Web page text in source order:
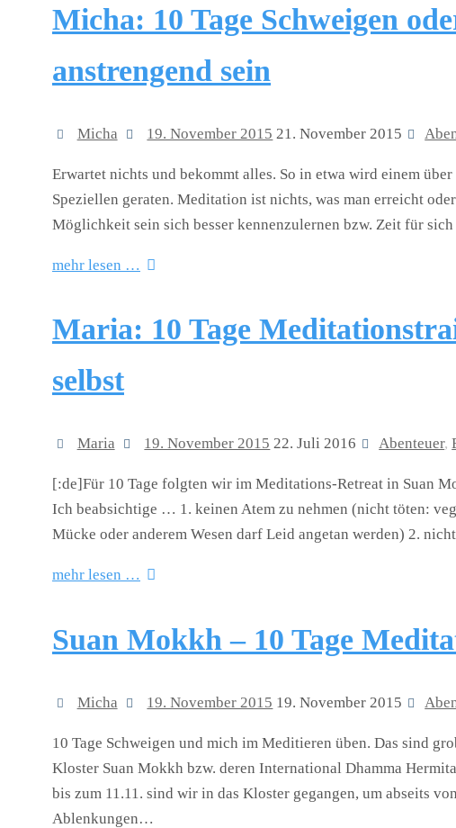
Micha: 10 Tage Schweigen
anstrengend sein
Micha 19. November 2015 21. November 2015
Erwartet nichts und bekommt alles. So in etwa wird einem
Speziellen geraten. Meditation ist nichts, was man erreicht
Möglichkeit sein sich besser kennenzulernen bzw. Zeit für
mehr lesen …
Maria: 10 Tage
selbst
Maria 19. November 2015 22. Juli 2016 Abenteuer,
[:de]Für 10 Tage folgten wir im Meditations-Retreat in Suan
Ich beabsichtige … 1. keinen Atem zu nehmen (nicht töten:
Mücke oder anderem Wesen darf Leid angetan werden) 2.
mehr lesen …
Suan Mokkh – 10 Tage
Micha 19. November 2015 19. November 2015
10 Tage Schweigen und mich im Meditieren üben. Das sind
Kloster Suan Mokkh bzw. deren International Dhamma
bis zum 11.11. sind wir in das Kloster gegangen, um abseits
Ablenkungen…